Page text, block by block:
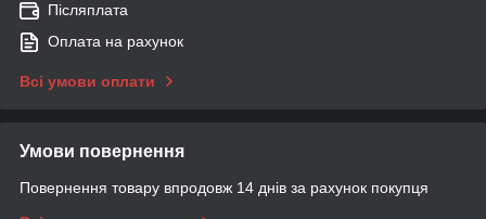
Післяплата
Оплата на рахунок
Всі умови оплати
Умови повернення
Повернення товару впродовж 14 днів за рахунок покупця